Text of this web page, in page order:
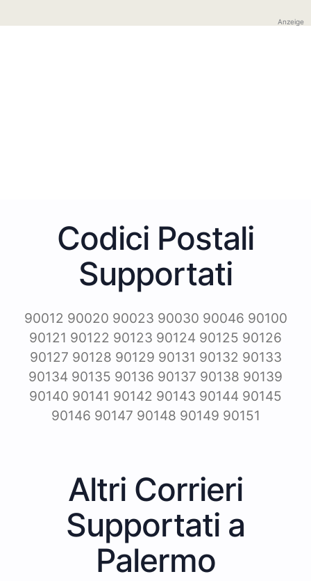
Anzeige
Codici Postali
Supportati
90012 90020 90023 90030 90046 90100
90121 90122 90123 90124 90125 90126
90127 90128 90129 90131 90132 90133
90134 90135 90136 90137 90138 90139
90140 90141 90142 90143 90144 90145
90146 90147 90148 90149 90151
Altri Corrieri
Supportati a
Palermo